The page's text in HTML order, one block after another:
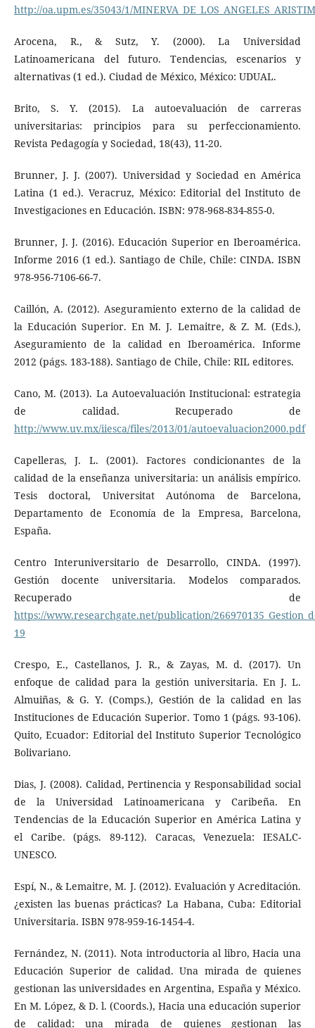
http://oa.upm.es/35043/1/
Arocena, R., & Sutz, Y. (2000). La Universidad
Latinoamericana del futuro. Tendencias, escenarios y
alternativas (1 ed.). Ciudad de México, México: UDUAL.
Brito, S. Y. (2015). La autoevaluación de carreras
universitarias: principios para su perfeccionamiento.
Revista Pedagogía y Sociedad, 18(43), 11-20.
Brunner, J. J. (2007). Universidad y Sociedad en América
Latina (1 ed.). Veracruz, México: Editorial del Instituto de
Investigaciones en Educación. ISBN: 978-968-834-855-0.
Brunner, J. J. (2016). Educación Superior en Iberoamérica.
Informe 2016 (1 ed.). Santiago de Chile, Chile: CINDA. ISBN
978-956-7106-66-7.
Caillón, A. (2012). Aseguramiento externo de la calidad de
la Educación Superior. En M. J. Lemaitre, & Z. M. (Eds.),
Aseguramiento de la calidad en Iberoamérica. Informe
2012 (págs. 183-188). Santiago de Chile, Chile: RIL editores.
Cano, M. (2013). La Autoevaluación Institucional: estrategia
de calidad. Recuperado de
http://www.uv.mx/iiesca/files/2013/01/autoevaluacion2000.pdf
Capelleras, J. L. (2001). Factores condicionantes de la
calidad de la enseñanza universitaria: un análisis empírico.
Tesis doctoral, Universitat Autónoma de Barcelona,
Departamento de Economía de la Empresa, Barcelona,
España.
Centro Interuniversitario de Desarrollo, CINDA. (1997).
Gestión docente universitaria. Modelos comparados.
Recuperado de
https://www.researchgate.net/publication/
19
Crespo, E., Castellanos, J. R., & Zayas, M. d. (2017). Un
enfoque de calidad para la gestión universitaria. En J. L.
Almuiñas, & G. Y. (Comps.), Gestión de la calidad en las
Instituciones de Educación Superior. Tomo 1 (págs. 93-106).
Quito, Ecuador: Editorial del Instituto Superior Tecnológico
Bolivariano.
Dias, J. (2008). Calidad, Pertinencia y Responsabilidad social
de la Universidad Latinoamericana y Caribeña. En
Tendencias de la Educación Superior en América Latina y
el Caribe. (págs. 89-112). Caracas, Venezuela: IESALC-
UNESCO.
Espí, N., & Lemaitre, M. J. (2012). Evaluación y Acreditación.
¿existen las buenas prácticas? La Habana, Cuba: Editorial
Universitaria. ISBN 978-959-16-1454-4.
Fernández, N. (2011). Nota introductoria al libro, Hacia una
Educación Superior de calidad. Una mirada de quienes
gestionan las universidades en Argentina, España y México.
En M. López, & D. l. (Coords.), Hacia una educación superior
de calidad: una mirada de quienes gestionan las